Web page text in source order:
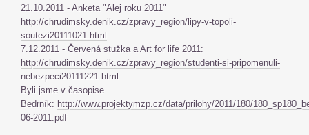
21.10.2011 - Anketa "Alej roku 2011"
http://chrudimsky.denik.cz/zpravy_region/lipy-v-topoli-
soutezi20111021.html
7.12.2011 - Červená stužka a Art for life 2011:
http://chrudimsky.denik.cz/zpravy_region/studenti-si-pripomenuli-
nebezpeci20111221.html
Byli jsme v časopise
Bedrník: http://www.projektymzp.cz/data/prilohy/2011/180/
06-2011.pdf